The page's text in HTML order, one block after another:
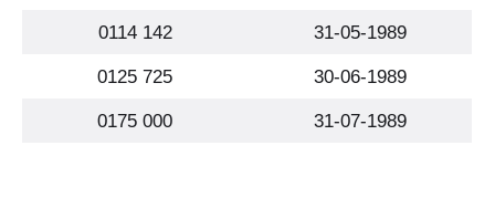
0114 142 31-05-1989
0125 725 30-06-1989
0175 000 31-07-1989